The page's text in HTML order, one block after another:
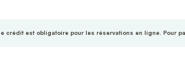
crédit est obligatoire pour les réservations en ligne. Pour